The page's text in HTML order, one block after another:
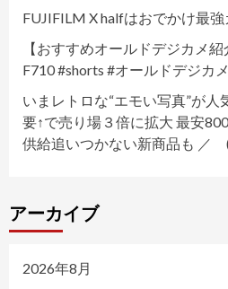
FUJIFILM X halfはおでかけ最強
【おすすめオールドデジカメ
F710 #shorts #オールドデジカ
いまレトロな“エモい写真”が人
要↑で売り場３倍に拡大 最安
供給追いつかない新商品も ／
アーカイブ
2026年8月